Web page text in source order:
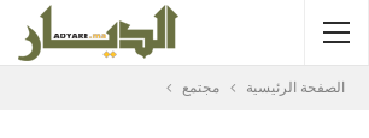
الصفحة الرئيسية مجتمع